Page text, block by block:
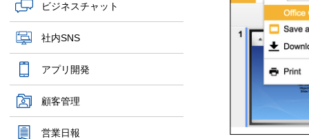
ビジネスチャット
社内SNS
アプリ開発
顧客管理
営業日報